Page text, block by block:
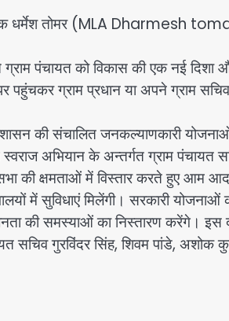
धर्मेश तोमर (MLA Dharmesh
पंचायत को विकास की एक नई दिशा
पहुंचकर ग्राम प्रधान या अपने ग्राम
की संचालित जनकल्याणकारी
अभियान के अन्तर्गत ग्राम पंचायत
की क्षमताओं में विस्तार करते हुए आम
में सुविधाएं मिलेंगी। सरकारी योजनाओं
की समस्याओं का निस्तारण करेंगे। इस
सचिव गुरविंदर सिंह, शिवम पांडे, अशोक